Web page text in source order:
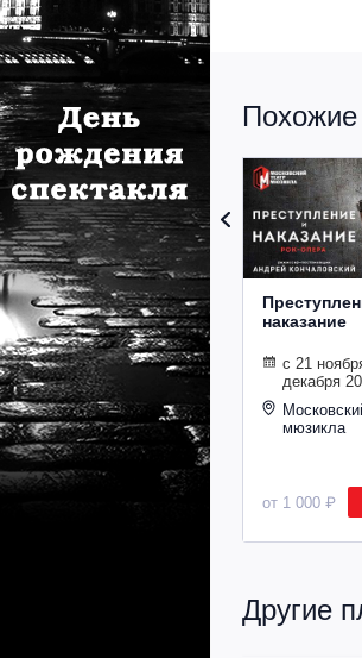
Похожие
наказание
с 21
декабря
мюзикла
от 1 000 ₽
Другие